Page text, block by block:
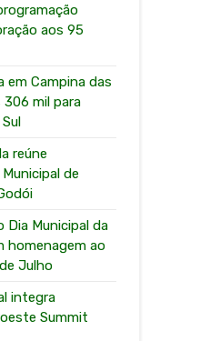
aos 95
em Campina das
306 mil para
reúne
de
Dia Municipal da
homenagem ao
Julho
integra
Summit